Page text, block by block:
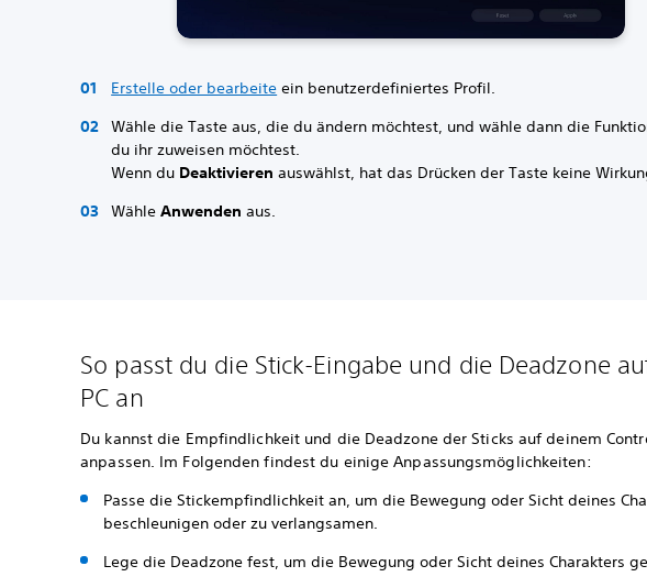
Erstelle oder bearbeite ein benutzerdefiniertes Profil.
Wähle die Taste aus, die du ändern möchtest, und wähle dann die
du ihr zuweisen möchtest.
Wenn du Deaktivieren auswählst, hat das Drücken der Taste keine
WähleAnwenden aus.
So passt du die Stick-Eingabe und die Deadzone
PC an
Du kannst die Empfindlichkeit und die Deadzone der Sticks auf deinem
anpassen. Im Folgenden findest du einige Anpassungsmöglichkeiten:
Passe die Stickempfindlichkeit an, um die Bewegung oder Sicht deines
beschleunigen oder zu verlangsamen.
Lege die Deadzone fest, um die Bewegung oder Sicht deines Charakters